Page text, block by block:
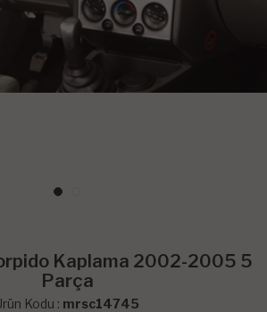
Kaplama 2002-2005 5
Parça
Kodu : mrsc14745